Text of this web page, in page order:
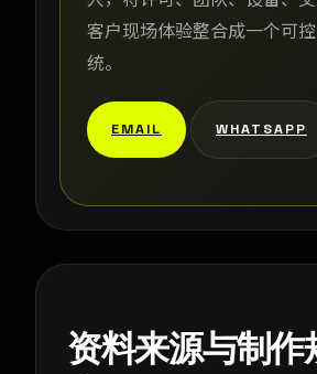
客户现场体验整合成一个可
统。
EMAIL WHATSAPP
资料来源与制作